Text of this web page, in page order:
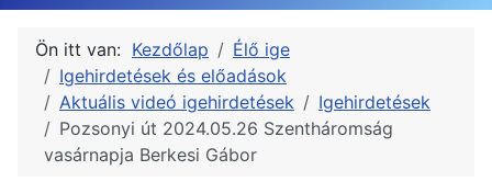
Ön itt van: Kezdőlap
Élő ige
Igehirdetések és előadások
Aktuális videó igehirdetések
Igehirdetések
Pozsonyi út 2024.05.26 Szentháromság
vasárnapja Berkesi Gábor